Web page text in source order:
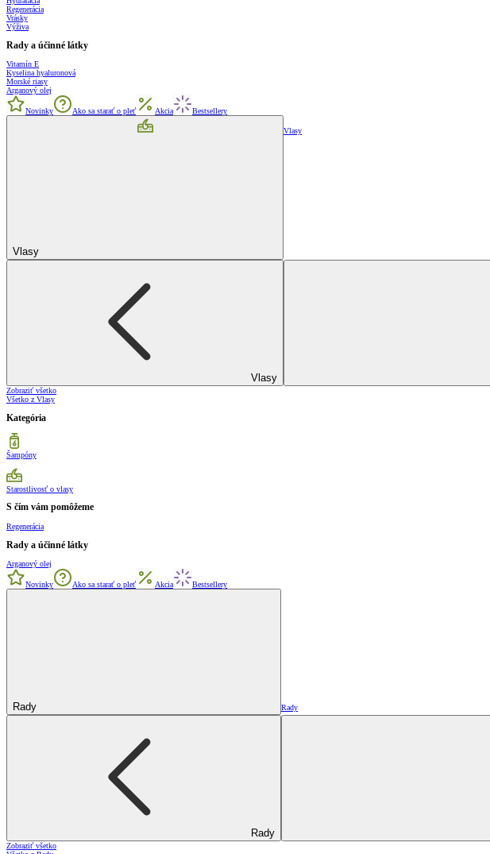
Regenerácia
Vrásky
Výživa
Rady a účinné látky
Vitamín E
Kyselina hyaluronová
Morské riasy
Arganový olej
Novinky Ako sa starať o pleť Akcia Bestsellery
Vlasy
Vlasy
Vlasy
Zobraziť všetko
Všetko z Vlasy
Kategória
Šampóny
Starostlivosť o vlasy
S čím vám pomôžeme
Regenerácia
Rady a účinné látky
Arganový olej
Novinky Ako sa starať o pleť Akcia Bestsellery
Rady Rady
Rady
Zobraziť všetko